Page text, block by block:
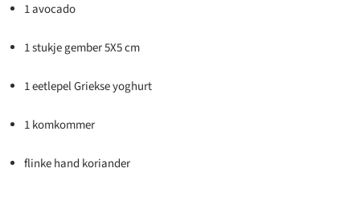
1 avocado
1 stukje gember 5X5 cm
1 eetlepel Griekse yoghurt
1 komkommer
flinke hand koriander